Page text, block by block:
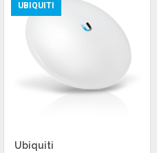
UBIQUITI
Ubiquiti